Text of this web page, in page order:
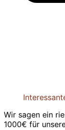
Wir sagen ein
1000€ für